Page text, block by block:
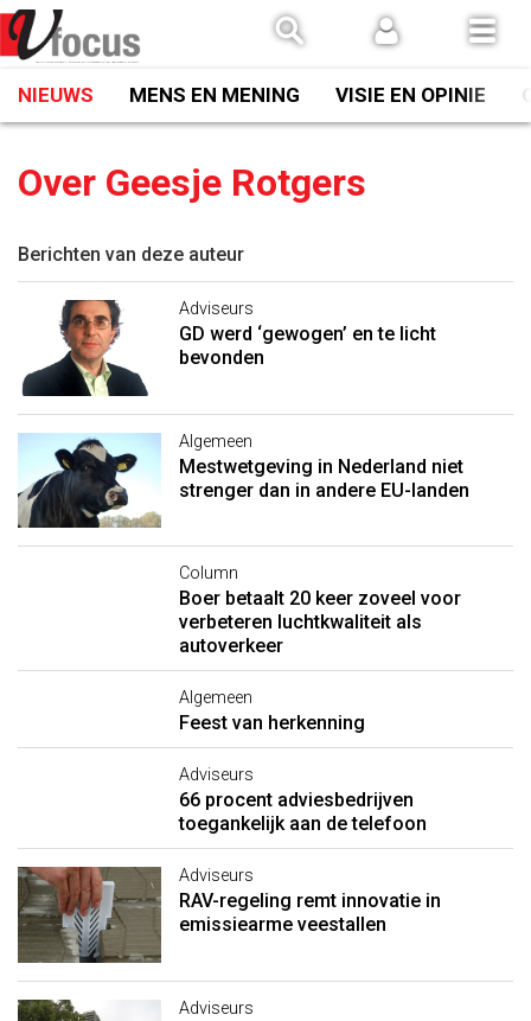
Spring
naar
inhoud
NIEUWS MENS EN MENING VISIE EN OPINIE
Over Geesje Rotgers
Berichten van deze auteur
Adviseurs
GD werd ‘gewogen’ en te licht
bevonden
Algemeen
Mestwetgeving in Nederland niet
strenger dan in andere EU-landen
Column
Boer betaalt 20 keer zoveel voor
verbeteren luchtkwaliteit als
autoverkeer
Algemeen
Feest van herkenning
Adviseurs
66 procent adviesbedrijven
toegankelijk aan de telefoon
Adviseurs
RAV-regeling remt innovatie in
emissiearme veestallen
Adviseurs